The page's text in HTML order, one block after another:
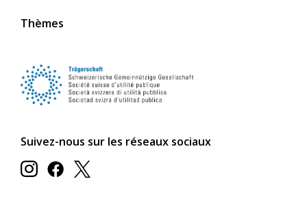
Thèmes
Suivez-nous sur les réseaux sociaux